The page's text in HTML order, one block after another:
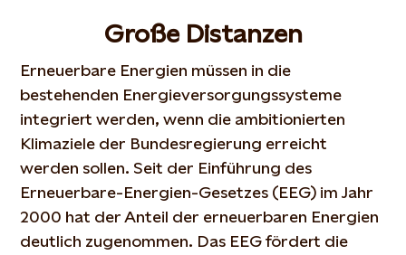
Große Distanzen
Erneuerbare Energien müssen in die
bestehenden Energieversorgungssysteme
integriert werden, wenn die ambitionierten
Klimaziele der Bundesregierung erreicht
werden sollen. Seit der Einführung des
Erneuerbare-Energien-Gesetzes (EEG) im Jahr
2000 hat der Anteil der erneuerbaren Energien
deutlich zugenommen. Das EEG fördert die